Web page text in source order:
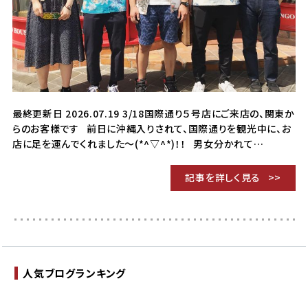
最終更新日 2026.07.19 3/18国際通り５号店にご来店の、関東か
らのお客様です 前日に沖縄入りされて、国際通りを観光中に、お
店に足を運んでくれました～(*^▽^*)！！ 男女分かれて…
記事を詳しく見る
人気ブログランキング